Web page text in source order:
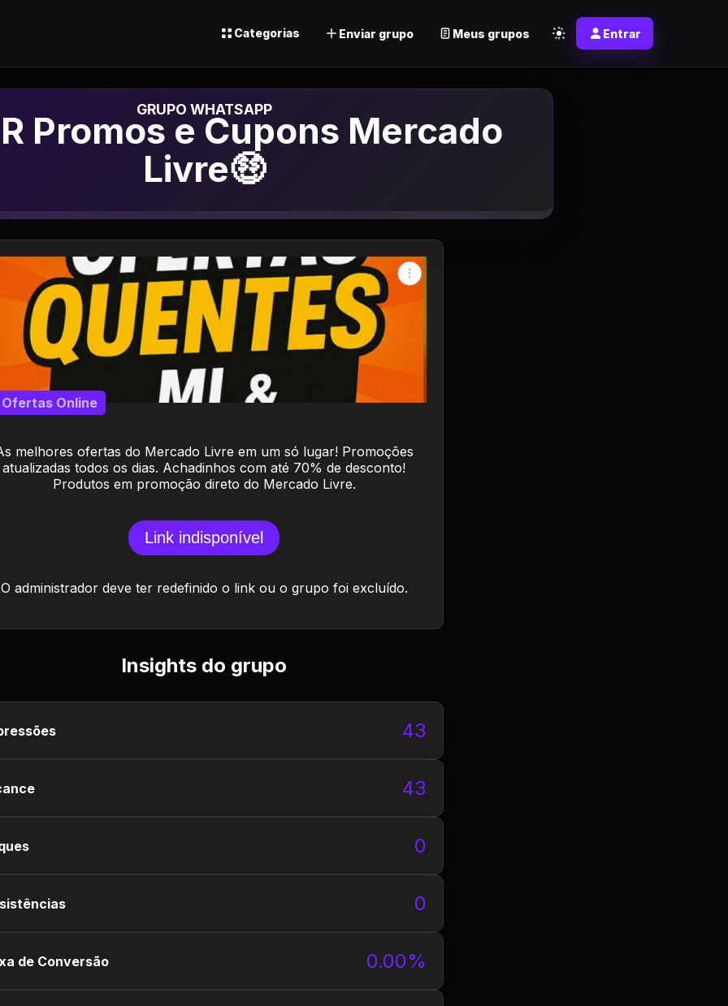
Categorias Enviar grupo Meus grupos Entrar
de Whatsapp
Promos e Cupons Mercado
Livre🤑
melhores ofertas do Mercado Livre em um só lugar! Promoções
atualizadas todos os dias. Achadinhos com até 70% de desconto!
Produtos em promoção direto do Mercado Livre.
Ofertas Online
Link indisponível
O administrador deve ter redefinido o link ou o grupo foi excluído.
Insights do grupo
43
43
0
0
de Conversão 0.00%